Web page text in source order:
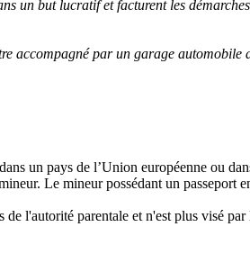
un but lucratif et facturent les
accompagné par un garage automobile
un pays de l’Union européenne ou
Le mineur possédant un
l'autorité parentale et n'est plus visé par